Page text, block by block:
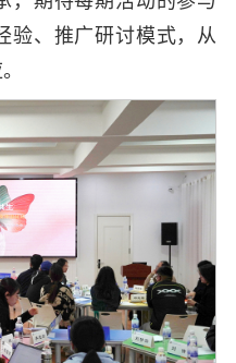
验、推广研讨模式，从